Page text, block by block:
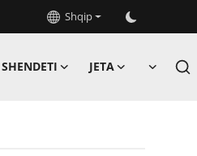
Shqip
SHENDETI JETA